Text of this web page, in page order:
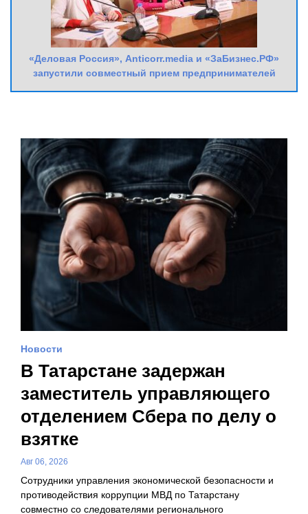
«Деловая Россия», Anticorr.media и «ЗаБизнес.РФ»
запустили совместный прием предпринимателей
Новости
В Татарстане задержан
заместитель управляющего
отделением Сбера по делу о
взятке
Авг 06, 2026
Сотрудники управления экономической безопасности и
противодействия коррупции МВД по Татарстану
совместно со следователями регионального